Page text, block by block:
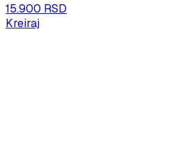
15.900 RSD
Kreiraj